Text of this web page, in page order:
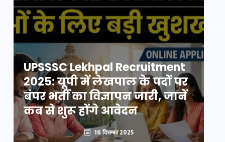
UPSSSC Lekhpal Recruitment
2025: यूपी में लेखपाल के पदों पर
बंपर भर्ती का विज्ञापन जारी, जानें
कब से शुरू होंगे आवेदन
16 दिसम्बर 2025